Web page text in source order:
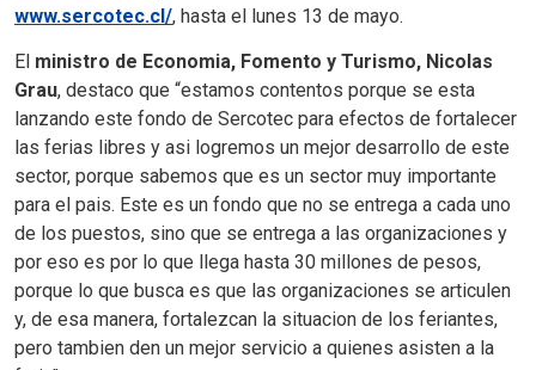
www.sercotec.cl/, hasta el lunes 13 de mayo.
El ministro de Economia, Fomento y Turismo, Nicolas
Grau, destaco que “estamos contentos porque se esta
lanzando este fondo de Sercotec para efectos de fortalecer
las ferias libres y asi logremos un mejor desarrollo de este
sector, porque sabemos que es un sector muy importante
para el pais. Este es un fondo que no se entrega a cada uno
de los puestos, sino que se entrega a las organizaciones y
por eso es por lo que llega hasta 30 millones de pesos,
porque lo que busca es que las organizaciones se articulen
y, de esa manera, fortalezcan la situacion de los feriantes,
pero tambien den un mejor servicio a quienes asisten a la